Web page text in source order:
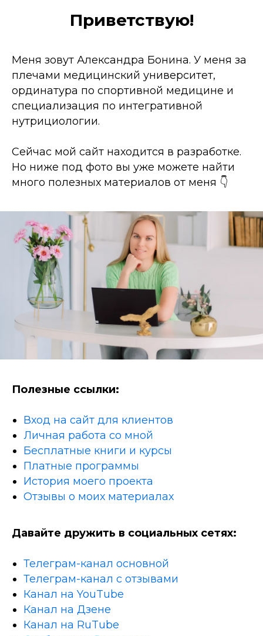
Приветствую!
Меня зовут Александра Бонина. У меня за
плечами медицинский университет,
ординатура по спортивной медицине и
специализация по интегративной
нутрициологии.
Сейчас мой сайт находится в разработке.
Но ниже под фото вы уже можете найти
много полезных материалов от меня 👇
Полезные ссылки:
Вход на сайт для клиентов
Личная работа со мной
Бесплатные книги и курсы
Платные программы
История моего проекта
Отзывы о моих материалах
Давайте дружить в социальных сетях:
Телеграм-канал основной
Телеграм-канал с отзывами
Канал на YouTube
Канал на Дзене
Канал на RuTube